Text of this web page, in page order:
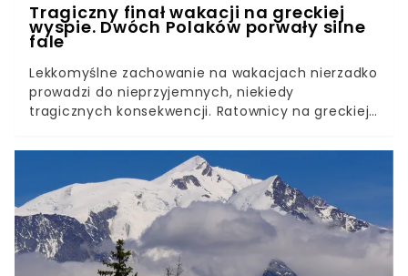
Tragiczny finał wakacji na greckiej
wyspie. Dwóch Polaków porwały silne
fale
Lekkomyślne zachowanie na wakacjach nierzadko
prowadzi do nieprzyjemnych, niekiedy
tragicznych konsekwencji. Ratownicy na greckiej
plażowania zachowywali ostrożność i stosowali się
do poleceń. Tylko w minioną sobotę na Krecie
utonęło trzech turystów. Wśród ofiar byli Polacy.